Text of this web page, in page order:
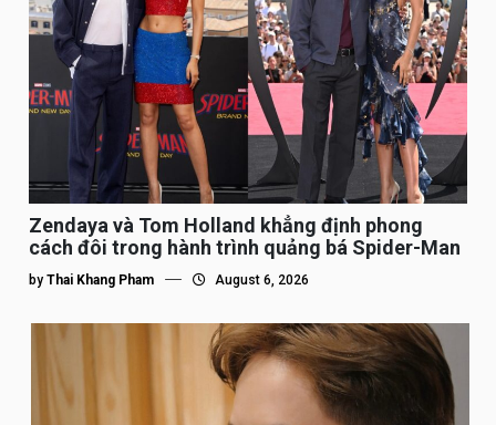
Zendaya và Tom Holland khẳng định phong
cách đôi trong hành trình quảng bá Spider-Man
by Thai Khang Pham August 6, 2026